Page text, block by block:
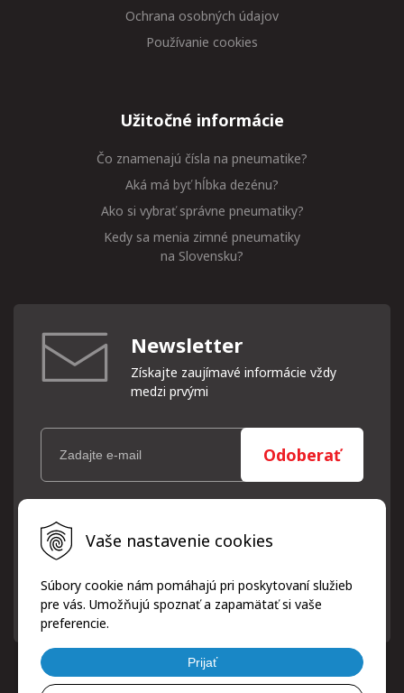
Vaše nastavenie cookies
Súbory cookie nám pomáhajú pri poskytovaní služieb
pre vás. Umožňujú spoznať a zapamätať si vaše
preferencie.
Prijať
Ochrana osobných údajov
Používanie cookies
Užitočné informácie
Čo znamenajú čísla na pneumatike?
Aká má byť hĺbka dezénu?
Ako si vybrať správne pneumatiky?
Kedy sa menia zimné pneumatiky
na Slovensku?
Newsletter
Získajte zaujímavé informácie vždy
medzi prvými
Odoberať
Vaše osobné údaje (email) budeme spracovávať len za týmto
účelom v súlade s platnou legislatívou a zásadami ochrany
osobných údajov. Súhlas potvrdíte kliknutím na odkaz, ktorý
písomne, emailom alebo kliknutím na odkaz z ktoréhokoľvek
informačného emailu.